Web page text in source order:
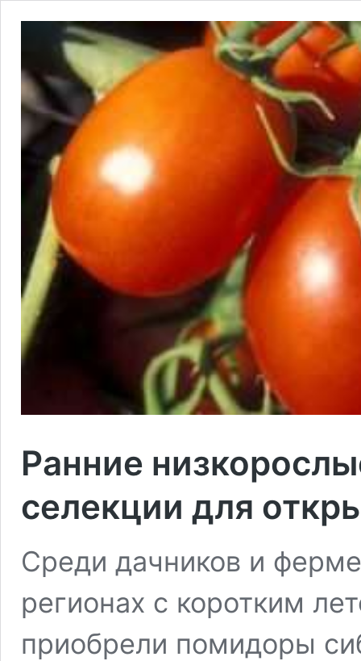
Ранние
селекции для
Среди дачников и
регионах с коротким
приобрели помидоры